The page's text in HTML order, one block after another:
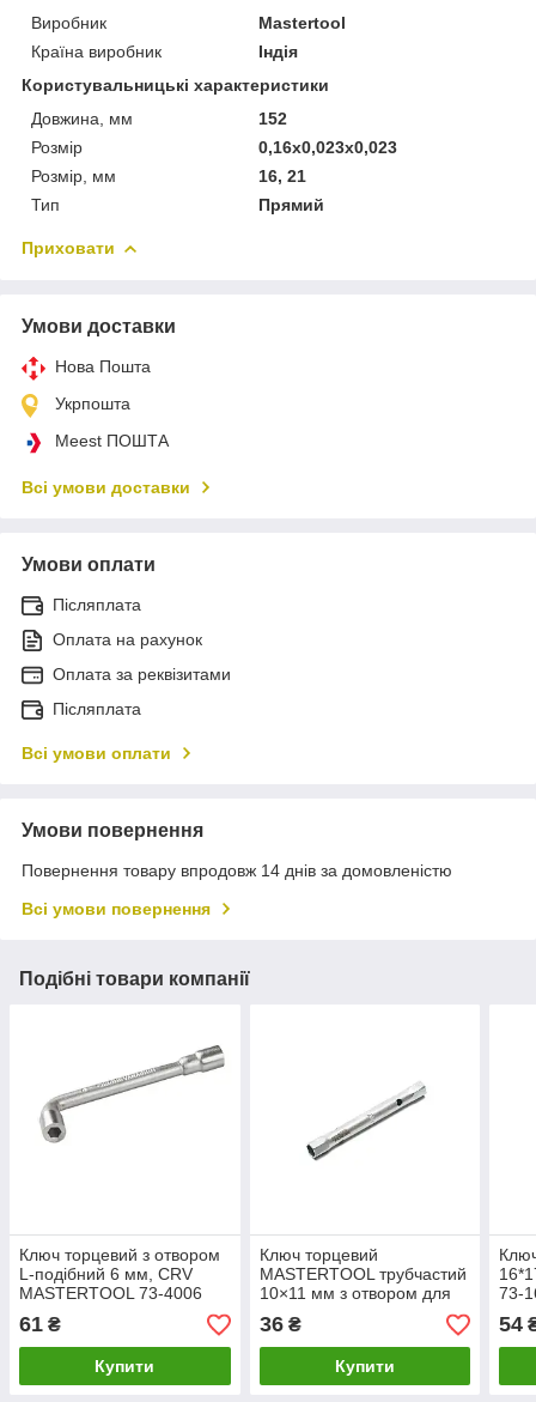
Виробник
Mastertool
Країна виробник
Індія
Користувальницькі характеристики
Довжина, мм
152
Розмір
0,16x0,023x0,023
Розмір, мм
16, 21
Тип
Прямий
Приховати
Умови доставки
Нова Пошта
Укрпошта
Meest ПОШТА
Всі умови доставки
Умови оплати
Післяплата
Оплата на рахунок
Оплата за реквізитами
Післяплата
Всі умови оплати
Умови повернення
Повернення товару впродовж 14 днів за домовленістю
Всі умови повернення
Подібні товари компанії
Ключ торцевий з отвором
L-подібний 6 мм, CRV
MASTERTOOL 73-4006
61 ₴
Купити
Ключ торцевий
MASTERTOOL трубчастий
10×11 мм з отвором для
воротка 73-1011
36₴
Купити
73-
54